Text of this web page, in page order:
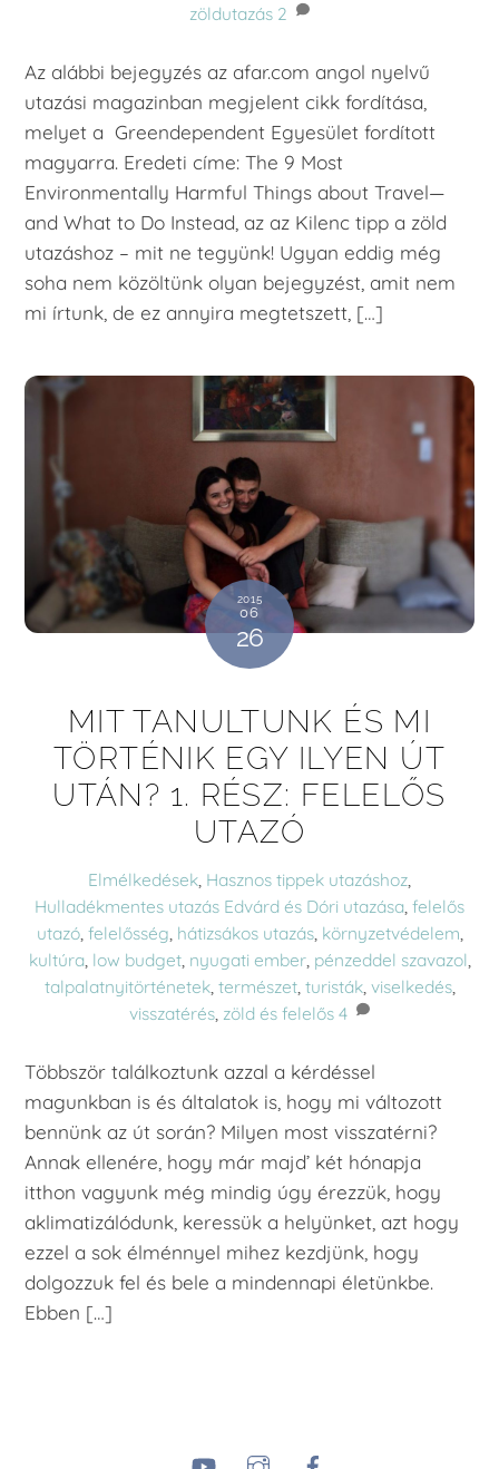
zöldutazás 2
Az alábbi bejegyzés az afar.com angol nyelvű
utazási magazinban megjelent cikk fordítása,
melyet a Greendependent Egyesület fordított
magyarra. Eredeti címe: The 9 Most
Environmentally Harmful Things about Travel—
and What to Do Instead, az az Kilenc tipp a zöld
utazáshoz – mit ne tegyünk! Ugyan eddig még
soha nem közöltünk olyan bejegyzést, amit nem
mi írtunk, de ez annyira megtetszett, […]
2015
06
26
MIT TANULTUNK ÉS MI
TÖRTÉNIK EGY ILYEN ÚT
UTÁN? 1. RÉSZ: FELELŐS
UTAZÓ
Elmélkedések, Hasznos tippek utazáshoz,
Hulladékmentes utazás Edvárd és Dóri utazása, felelős
utazó, felelősség, hátizsákos utazás, környzetvédelem,
kultúra, low budget, nyugati ember, pénzeddel szavazol,
talpalatnyitörténetek, természet, turisták, viselkedés,
visszatérés, zöld és felelős 4
Többször találkoztunk azzal a kérdéssel
magunkban is és általatok is, hogy mi változott
bennünk az út során? Milyen most visszatérni?
Annak ellenére, hogy már majd’ két hónapja
itthon vagyunk még mindig úgy érezzük, hogy
aklimatizálódunk, keressük a helyünket, azt hogy
ezzel a sok élménnyel mihez kezdjünk, hogy
dolgozzuk fel és bele a mindennapi életünkbe.
Ebben […]
YouTube Instagram